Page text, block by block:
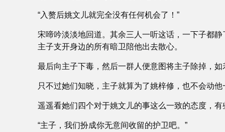
“入赘后姚文儿就完全没有任何机会了！”
宋啼吟淡淡地回道。其余三人一听这话，一下子都
主子支开身边的所有暗卫陪他出去散心。
最后向主子下毒，然后一群人便意图将主子除掉，
只不过她们知晓，主子就算为了姚梓修，也不会动他
遥遥看她们四个对于姚文儿的事这么一致的态度，
“主子，我们扮成你无意间收留的护卫吧。”